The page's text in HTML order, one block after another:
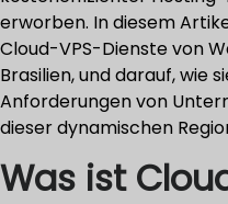
erworben. In diesem
Cloud-VPS-Dienste von
Brasilien, und darauf, wie
Anforderungen von
dieser dynamischen
Was ist